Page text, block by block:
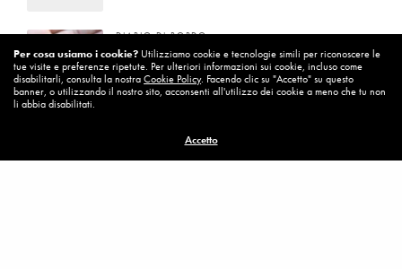
DIARIO DI BORDO
La vita vince sempre
8 Ottobre 2018
Per cambiare ci vuole coraggio
8 Ottobre 2018
Per cosa usiamo i cookie? Utilizziamo cookie e tecnologie simili per riconoscere le
tue visite e preferenze ripetute. Per ulteriori informazioni sui cookie, incluso come
disabilitarli, consulta la nostraCookie Policy. Facendo clic su "Accetto" su questo
banner, o utilizzando il nostro sito, acconsenti all'utilizzo dei cookie a meno che tu non
li abbia disabilitati.
Accetto